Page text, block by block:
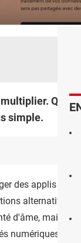
simple.
des applis sur
alternatif à
d'âme, mais
numériques